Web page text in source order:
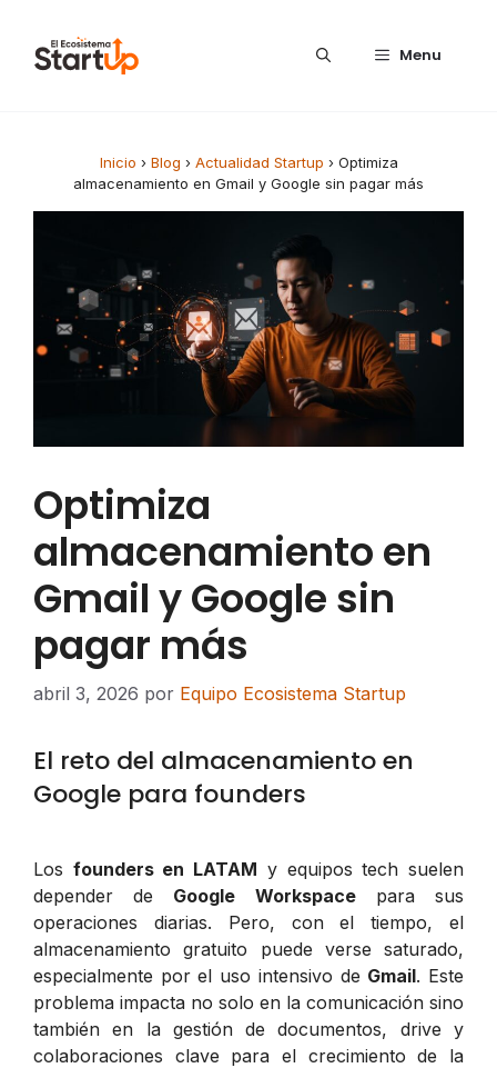
Menu
Inicio › Blog › Actualidad Startup › Optimiza
almacenamiento en Gmail y Google sin pagar más
Optimiza
almacenamiento en
Gmail y Google sin
pagar más
abril 3, 2026 por Equipo Ecosistema Startup
El reto del almacenamiento en
Google para founders
Los founders en LATAM y equipos tech suelen
depender de Google Workspacepara sus
operaciones diarias. Pero, con el tiempo, el
almacenamiento gratuito puede verse saturado,
especialmente por el uso intensivo de Gmail. Este
problema impacta no solo en la comunicación sino
también en la gestión de documentos, drive y
colaboraciones clave para el crecimiento de la